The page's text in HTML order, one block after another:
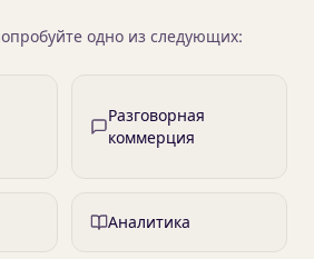
одно из следующих:
Разговорная
коммерция
Аналитика